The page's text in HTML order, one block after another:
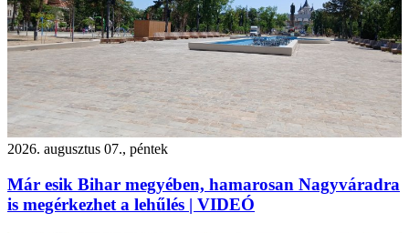
2026. augusztus 07., péntek
Már esik Bihar megyében, hamarosan Nagyváradra
is megérkezhet a lehűlés | VIDEÓ